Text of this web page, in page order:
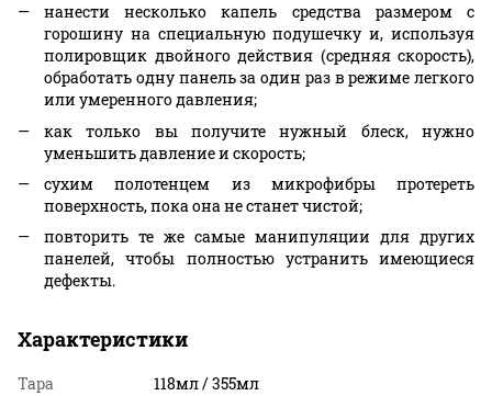
нанести несколько капель средства размером с
горошину на специальную подушечку и, используя
полировщик двойного действия (средняя скорость),
обработать одну панель за один раз в режиме легкого
или умеренного давления;
как только вы получите нужный блеск, нужно
уменьшить давление и скорость;
сухим полотенцем из микрофибры протереть
поверхность, пока она не станет чистой;
повторить те же самые манипуляции для других
панелей, чтобы полностью устранить имеющиеся
дефекты.
Характеристики
Тара 118мл / 355мл